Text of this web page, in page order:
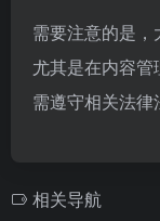
需要注意的是，
尤其是在内容
需遵守相关法律
相关导航